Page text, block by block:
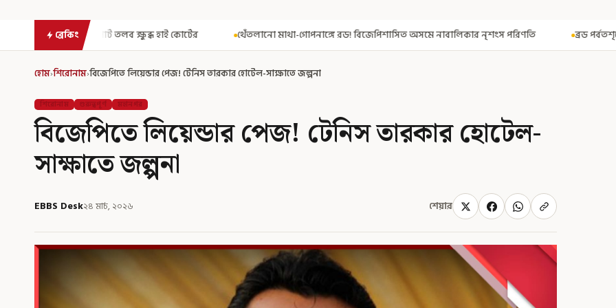
ব্রেকিং
ক্ষুব্ধ হাই কোর্টের থেঁতলানো মাথা-গোপনাঙ্গে রড! বিজেপিশাসিত অসমে নাবালিকার নৃশংস পরিণতি ব্রড পর্বতশৃঙ্গে তুষারধসে মৃত নির্মল পুরজা!
হোম›শিরোনাম›বিজেপিতে লিয়েন্ডার পেজ! টেনিস তারকার হোটেল-সাক্ষাতে জল্পনা
শিরোনাম গুরুত্বপূর্ণ মহানগর
বিজেপিতে লিয়েন্ডার পেজ! টেনিস তারকার হোটেল-
সাক্ষাতে জল্পনা
EBBS Desk২৪ মার্চ, ২০২৬ শেয়ার